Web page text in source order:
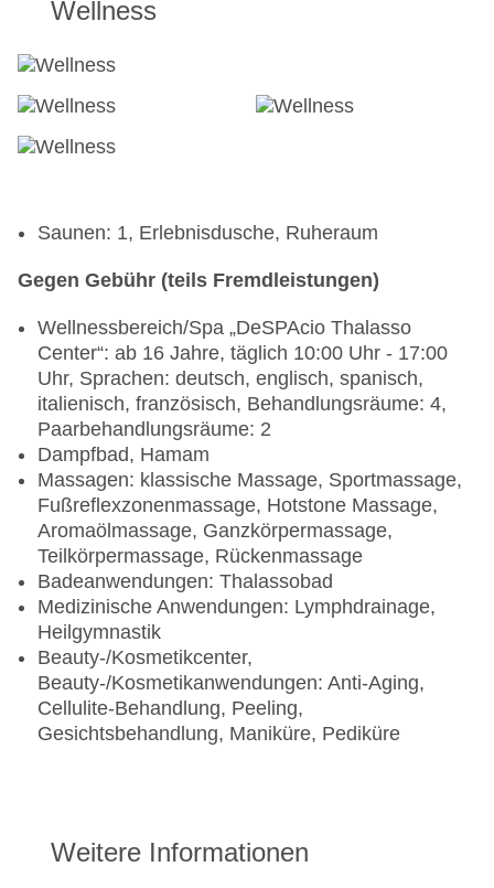
Tajinaste)
Wellness
Saunen: 1, Erlebnisdusche, Ruheraum
Gegen Gebühr (teils Fremdleistungen)
Wellnessbereich/Spa „DeSPAcio Thalasso
Center“: ab 16 Jahre, täglich 10:00 Uhr - 17:00
Uhr, Sprachen: deutsch, englisch, spanisch,
italienisch, französisch, Behandlungsräume: 4,
Paarbehandlungsräume: 2
Dampfbad, Hamam
Massagen: klassische Massage, Sportmassage,
Fußreflexzonenmassage, Hotstone Massage,
Aromaölmassage, Ganzkörpermassage,
Teilkörpermassage, Rückenmassage
Badeanwendungen: Thalassobad
Medizinische Anwendungen: Lymphdrainage,
Heilgymnastik
Beauty-/Kosmetikcenter,
Beauty-/Kosmetikanwendungen: Anti-Aging,
Cellulite-Behandlung, Peeling,
Gesichtsbehandlung, Maniküre, Pediküre
Weitere Informationen